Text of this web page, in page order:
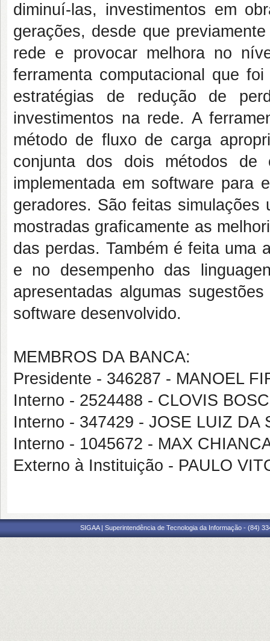
diminuí-las, investimentos em
gerações, desde que
rede e provocar melhora no
ferramenta computacional que
estratégias de redução de
investimentos na rede. A
método de fluxo de carga
conjunta dos dois métodos de
implementada em software para
geradores. São feitas
mostradas graficamente as
das perdas. Também é feita uma
e no desempenho das
apresentadas algumas
software desenvolvido.
MEMBROS DA BANCA:
Presidente - 346287 - MANOEL
Interno - 2524488 - CLOVIS
Interno - 347429 - JOSE LUIZ DA
Interno - 1045672 - MAX
Externo à Instituição - PAULO
SIGAA | Superintendência de Tecnologia da Informação - (84)